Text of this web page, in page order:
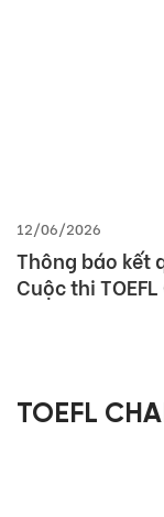
12/06/2026
Thông báo kết
Cuộc thi
TOEFL